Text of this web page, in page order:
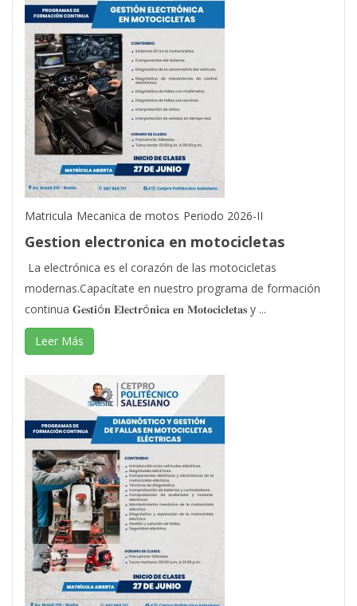
Matricula Mecanica de motos Periodo 2026-II
Gestion electronica en motocicletas
La electrónica es el corazón de las motocicletas
modernas.Capacítate en nuestro programa de formación
continua 𝐆𝐞𝐬𝐭𝐢ó𝐧 𝐄𝐥𝐞𝐜𝐭𝐫ó𝐧𝐢𝐜𝐚 𝐞𝐧 𝐌𝐨𝐭𝐨𝐜𝐢𝐜𝐥𝐞𝐭𝐚𝐬 y ...
Leer Más